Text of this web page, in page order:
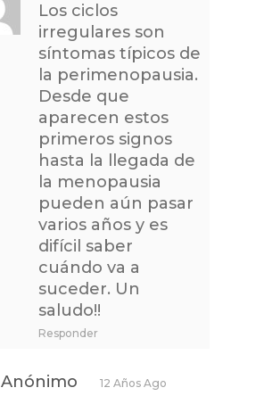
Los ciclos
irregulares son
síntomas típicos de
la perimenopausia.
Desde que
aparecen estos
primeros signos
hasta la llegada de
la menopausia
pueden aún pasar
varios años y es
difícil saber
cuándo va a
suceder. Un
saludo!!
Responder
Anónimo 12 Años Ago